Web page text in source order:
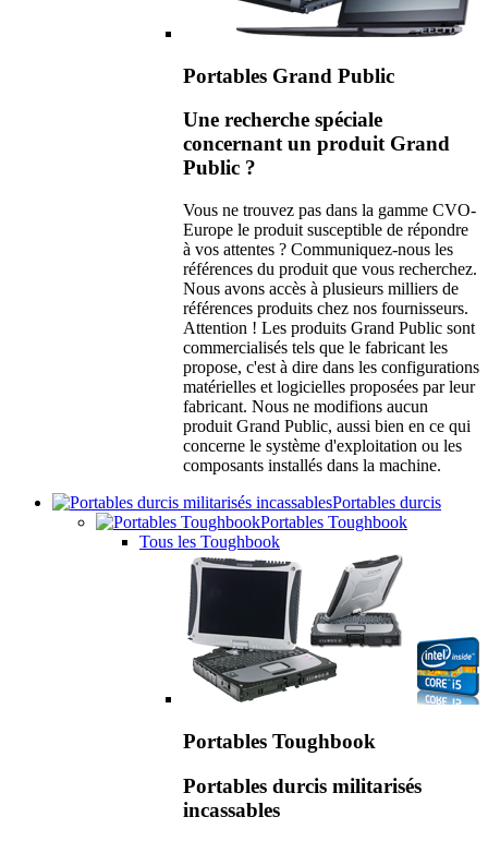
Portables Grand Public
Une recherche spéciale
concernant un produit Grand
Public ?
Vous ne trouvez pas dans la gamme CVO-
Europe le produit susceptible de répondre
à vos attentes ? Communiquez-nous les
références du produit que vous recherchez.
Nous avons accès à plusieurs milliers de
références produits chez nos fournisseurs.
Attention ! Les produits Grand Public sont
commercialisés tels que le fabricant les
propose, c'est à dire dans les configurations
matérielles et logicielles proposées par leur
fabricant. Nous ne modifions aucun
produit Grand Public, aussi bien en ce qui
concerne le système d'exploitation ou les
composants installés dans la machine.
Portables durcis
Portables Toughbook
Tous les Toughbook
Portables Toughbook
Portables durcis militarisés
incassables